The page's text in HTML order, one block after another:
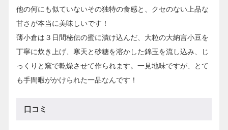
他の何にも似ていないその独特の食感と、クセのない上品な
甘さが本当に美味しいです！
薄小倉は３日間秘伝の蜜に漬け込んだ、大粒の大納言小豆を
丁寧に炊き上げ、寒天と砂糖を溶かした錦玉を流し込み、じ
っくりと窯で乾燥させて作られます。一見地味ですが、とて
も手間暇がかけられた一品なんです！
口コミ